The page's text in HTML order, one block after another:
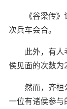
《谷梁传
次兵车会合。
此外，有
侯见面的次数为
然而，齐桓
一位有诸侯参